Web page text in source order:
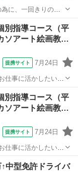
に、一回きりのデ
の描き方でモチー
会特典もアリ！
別指導コース（平
ソアート絵画教…
提携サイト 7月24日
事に活かしたい方
んで指導します。
う仕事に活かした
別指導コース（平
ソアート絵画教…
提携サイト 7月24日
事に活かしたい方
んで指導します。
う仕事に活かした
中型免許ドライバ